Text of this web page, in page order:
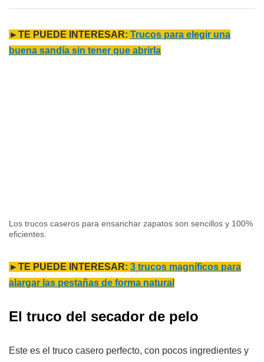
►TE PUEDE INTERESAR: Trucos para elegir una
buena sandía sin tener que abrirla
Los trucos caseros para ensanchar zapatos son sencillos y 100%
eficientes.
►TE PUEDE INTERESAR: 3 trucos magníficos para
alargar las pestañas de forma natural
El truco del secador de pelo
Este es el truco casero perfecto, con pocos ingredientes y